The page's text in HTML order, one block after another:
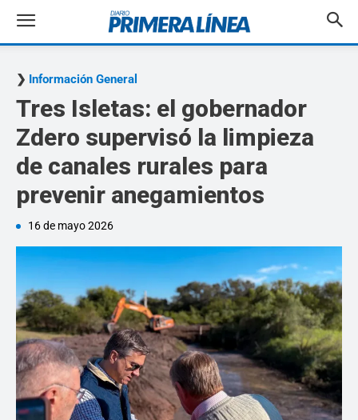
Información General
Tres Isletas: el gobernador
Zdero supervisó la limpieza
de canales rurales para
prevenir anegamientos
16 de mayo 2026